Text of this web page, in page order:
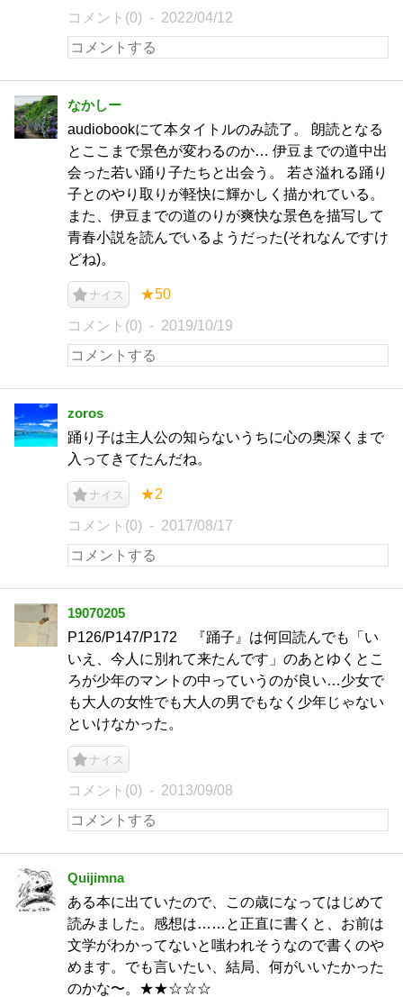
コメント(0) 2022/04/12
なかしー
audiobookにて本タイトルのみ読了。 朗読となる
とここまで景色が変わるのか… 伊豆までの道中出
会った若い踊り子たちと出会う。 若さ溢れる踊り
子とのやり取りが軽快に輝かしく描かれている。
また、伊豆までの道のりが爽快な景色を描写して
青春小説を読んでいるようだった(それなんですけ
どね)。
ナイス ★50
コメント(0) 2019/10/19
zoros
踊り子は主人公の知らないうちに心の奥深くまで
入ってきてたんだね。
ナイス ★2
コメント(0) 2017/08/17
19070205
P126/P147/P172 『踊子』は何回読んでも「い
いえ、今人に別れて来たんです」のあとゆくとこ
ろが少年のマントの中っていうのが良い…少女で
も大人の女性でも大人の男でもなく少年じゃない
といけなかった。
ナイス
コメント(0) 2013/09/08
Quijimna
ある本に出ていたので、この歳になってはじめて
読みました。感想は……と正直に書くと、お前は
文学がわかってないと嗤われそうなので書くのや
めます。でも言いたい、結局、何がいいたかった
のかな〜。★★☆☆☆